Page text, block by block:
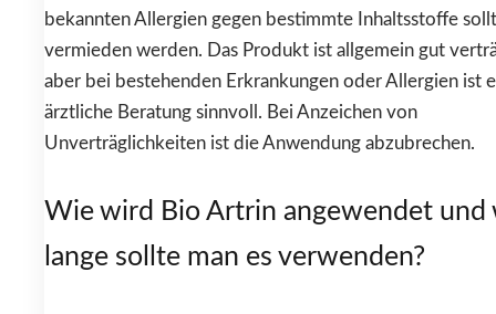
bekannten Allergien gegen bestimmte Inhaltsstoffe
vermieden werden. Das Produkt ist allgemein gut
aber bei bestehenden Erkrankungen oder Allergien ist
ärztliche Beratung sinnvoll. Bei Anzeichen von
Unverträglichkeiten ist die Anwendung abzubrechen.
Wie wird Bio Artrin angewendet und
lange sollte man es verwenden?